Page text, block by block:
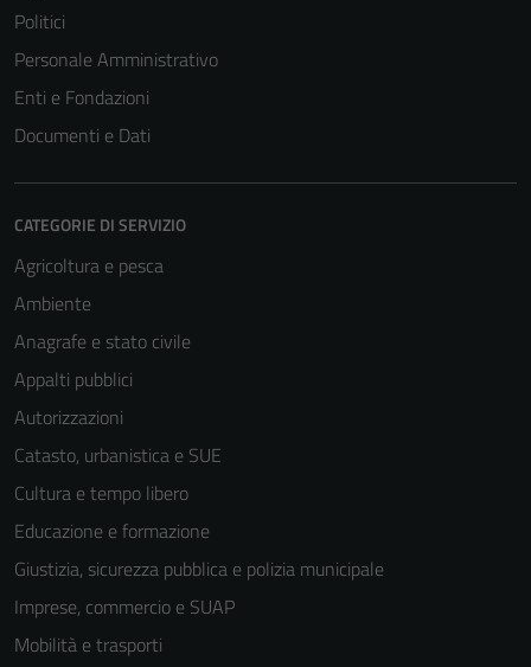
Politici
Personale Amministrativo
Enti e Fondazioni
Documenti e Dati
CATEGORIE DI SERVIZIO
Agricoltura e pesca
Ambiente
Anagrafe e stato civile
Appalti pubblici
Autorizzazioni
Catasto, urbanistica e SUE
Cultura e tempo libero
Educazione e formazione
Giustizia, sicurezza pubblica e polizia municipale
Imprese, commercio e SUAP
Mobilità e trasporti